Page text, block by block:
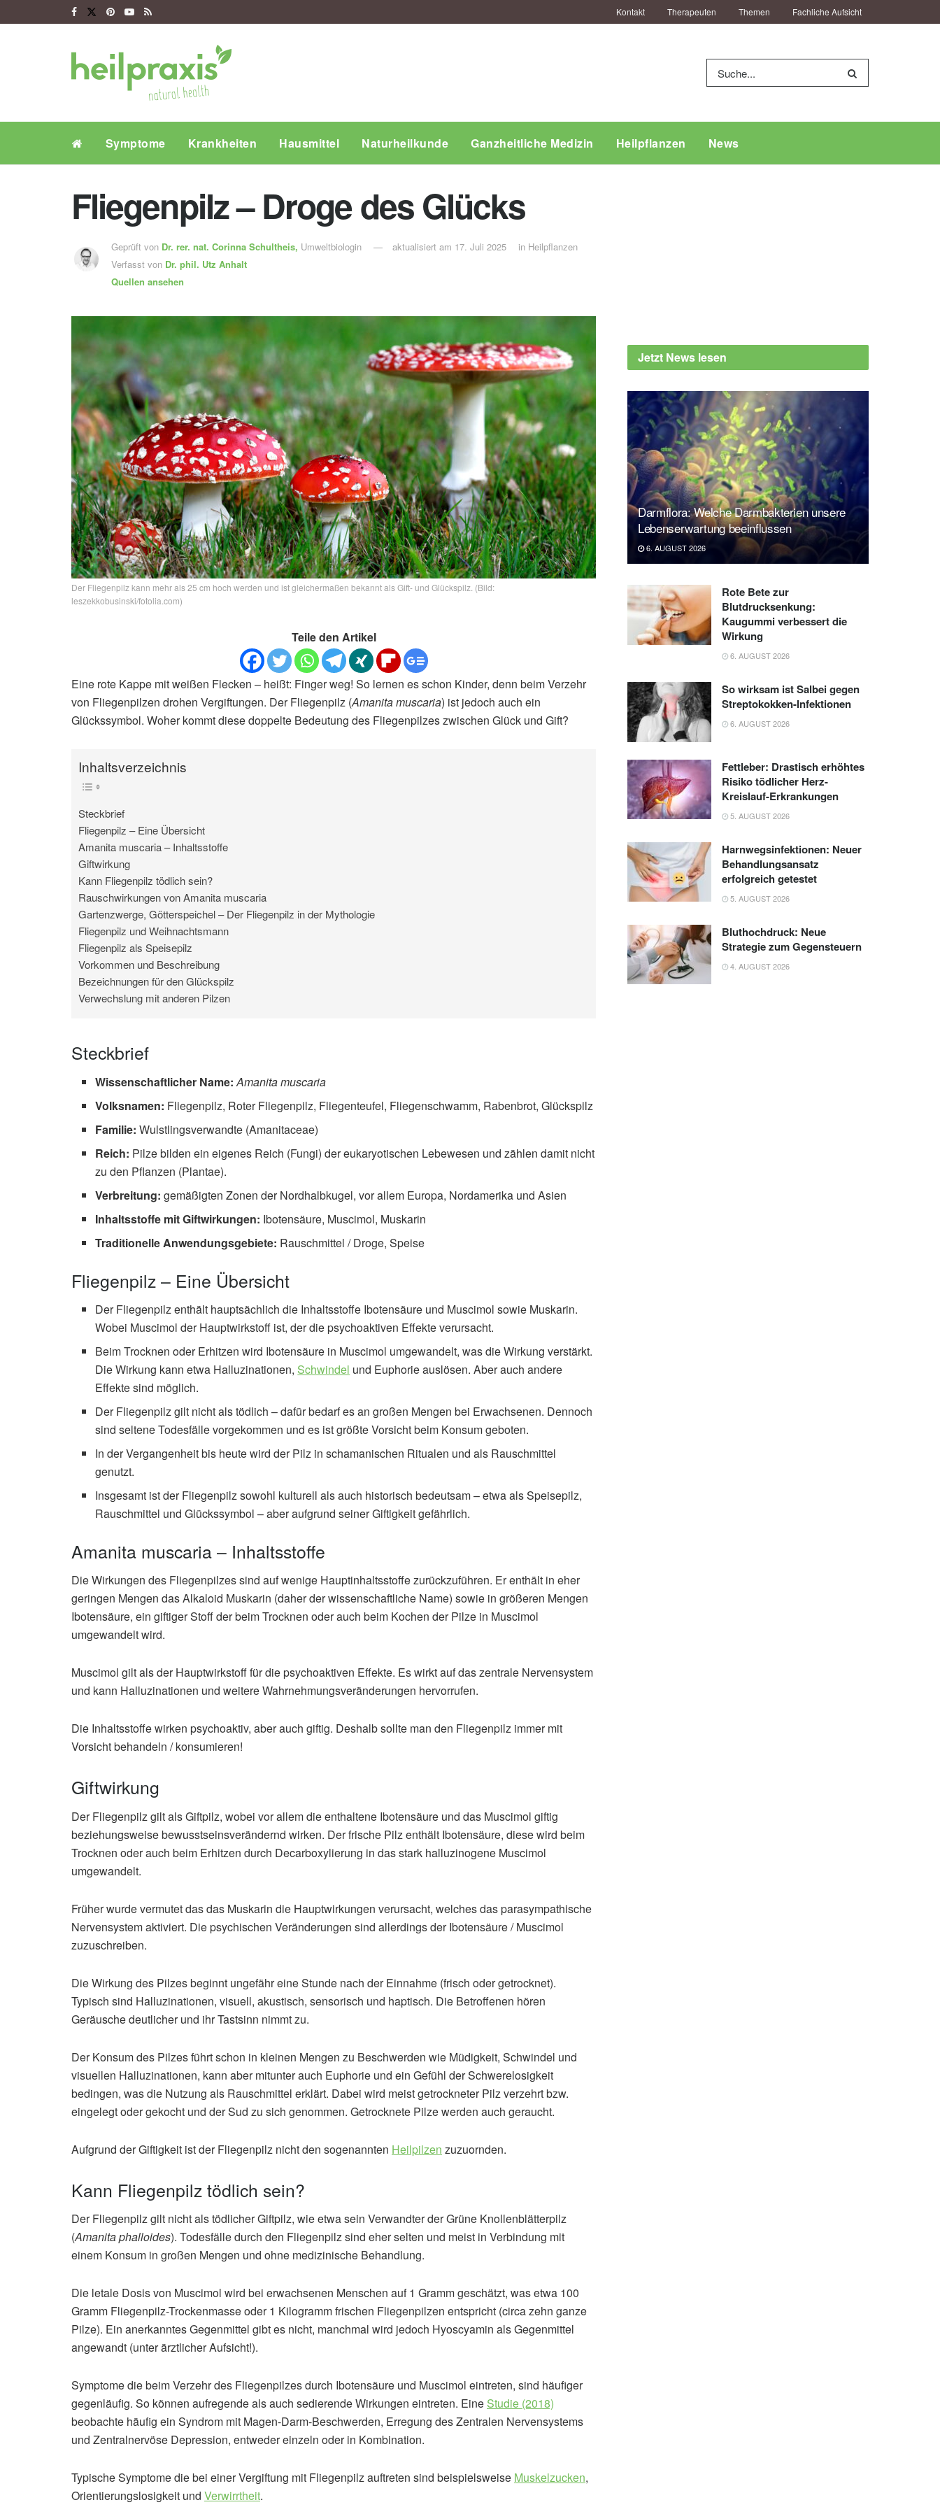
Kontakt Therapeuten Themen Fachliche Aufsicht
Symptome Krankheiten Hausmittel Naturheilkunde Ganzheitliche Medizin Heilpflanzen News
Fliegenpilz – Droge des Glücks
Geprüft von Dr. rer. nat. Corinna Schultheis, Umweltbiologin
Verfasst von Dr. phil. Utz Anhalt
Quellen ansehen
aktualisiert am 17. Juli 2025 in Heilpflanzen
Der Fliegenpilz kann mehr als 25 cm hoch werden und ist gleichermaßen bekannt als Gift- und Glückspilz. (Bild:
leszekkobusinski/fotolia.com)
Teile den Artikel
Eine rote Kappe mit weißen Flecken – heißt: Finger weg! So lernen es schon Kinder, denn beim Verzehr
von Fliegenpilzen drohen Vergiftungen. Der Fliegenpilz (Amanita muscaria) ist jedoch auch ein
Glückssymbol. Woher kommt diese doppelte Bedeutung des Fliegenpilzes zwischen Glück und Gift?
Inhaltsverzeichnis
Steckbrief
Fliegenpilz – Eine Übersicht
Amanita muscaria – Inhaltsstoffe
Giftwirkung
Kann Fliegenpilz tödlich sein?
Rauschwirkungen von Amanita muscaria
Gartenzwerge, Götterspeichel – Der Fliegenpilz in der Mythologie
Fliegenpilz und Weihnachtsmann
Fliegenpilz als Speisepilz
Vorkommen und Beschreibung
Bezeichnungen für den Glückspilz
Verwechslung mit anderen Pilzen
Steckbrief
Wissenschaftlicher Name: Amanita muscaria
Volksnamen: Fliegenpilz, Roter Fliegenpilz, Fliegenteufel, Fliegenschwamm, Rabenbrot, Glückspilz
Familie: Wulstlingsverwandte (Amanitaceae)
Reich: Pilze bilden ein eigenes Reich (Fungi) der eukaryotischen Lebewesen und zählen damit nicht
zu den Pflanzen (Plantae).
Verbreitung: gemäßigten Zonen der Nordhalbkugel, vor allem Europa, Nordamerika und Asien
Inhaltsstoffe mit Giftwirkungen: Ibotensäure, Muscimol, Muskarin
Traditionelle Anwendungsgebiete: Rauschmittel / Droge, Speise
Fliegenpilz – Eine Übersicht
Der Fliegenpilz enthält hauptsächlich die Inhaltsstoffe Ibotensäure und Muscimol sowie Muskarin.
Wobei Muscimol der Hauptwirkstoff ist, der die psychoaktiven Effekte verursacht.
Beim Trocknen oder Erhitzen wird Ibotensäure in Muscimol umgewandelt, was die Wirkung verstärkt.
Die Wirkung kann etwa Halluzinationen, Schwindel und Euphorie auslösen. Aber auch andere
Effekte sind möglich.
Der Fliegenpilz gilt nicht als tödlich – dafür bedarf es an großen Mengen bei Erwachsenen. Dennoch
sind seltene Todesfälle vorgekommen und es ist größte Vorsicht beim Konsum geboten.
In der Vergangenheit bis heute wird der Pilz in schamanischen Ritualen und als Rauschmittel
genutzt.
Insgesamt ist der Fliegenpilz sowohl kulturell als auch historisch bedeutsam – etwa als Speisepilz,
Rauschmittel und Glückssymbol – aber aufgrund seiner Giftigkeit gefährlich.
Amanita muscaria – Inhaltsstoffe
Die Wirkungen des Fliegenpilzes sind auf wenige Hauptinhaltsstoffe zurückzuführen. Er enthält in eher
geringen Mengen das Alkaloid Muskarin (daher der wissenschaftliche Name) sowie in größeren Mengen
Ibotensäure, ein giftiger Stoff der beim Trocknen oder auch beim Kochen der Pilze in Muscimol
umgewandelt wird.
Muscimol gilt als der Hauptwirkstoff für die psychoaktiven Effekte. Es wirkt auf das zentrale Nervensystem
und kann Halluzinationen und weitere Wahrnehmungsveränderungen hervorrufen.
Die Inhaltsstoffe wirken psychoaktiv, aber auch giftig. Deshalb sollte man den Fliegenpilz immer mit
Vorsicht behandeln / konsumieren!
Giftwirkung
Der Fliegenpilz gilt als Giftpilz, wobei vor allem die enthaltene Ibotensäure und das Muscimol giftig
beziehungsweise bewusstseinsverändernd wirken. Der frische Pilz enthält Ibotensäure, diese wird beim
Trocknen oder auch beim Erhitzen durch Decarboxylierung in das stark halluzinogene Muscimol
umgewandelt.
Früher wurde vermutet das das Muskarin die Hauptwirkungen verursacht, welches das parasympathische
Nervensystem aktiviert. Die psychischen Veränderungen sind allerdings der Ibotensäure / Muscimol
zuzuschreiben.
Die Wirkung des Pilzes beginnt ungefähr eine Stunde nach der Einnahme (frisch oder getrocknet).
Typisch sind Halluzinationen, visuell, akustisch, sensorisch und haptisch. Die Betroffenen hören
Geräusche deutlicher und ihr Tastsinn nimmt zu.
Der Konsum des Pilzes führt schon in kleinen Mengen zu Beschwerden wie Müdigkeit, Schwindel und
visuellen Halluzinationen, kann aber mitunter auch Euphorie und ein Gefühl der Schwerelosigkeit
bedingen, was die Nutzung als Rauschmittel erklärt. Dabei wird meist getrockneter Pilz verzehrt bzw.
eingelegt oder gekocht und der Sud zu sich genommen. Getrocknete Pilze werden auch geraucht.
Aufgrund der Giftigkeit ist der Fliegenpilz nicht den sogenannten Heilpilzen zuzuornden.
Kann Fliegenpilz tödlich sein?
Der Fliegenpilz gilt nicht als tödlicher Giftpilz, wie etwa sein Verwandter der Grüne Knollenblätterpilz
(Amanita phalloides). Todesfälle durch den Fliegenpilz sind eher selten und meist in Verbindung mit
einem Konsum in großen Mengen und ohne medizinische Behandlung.
Die letale Dosis von Muscimol wird bei erwachsenen Menschen auf 1 Gramm geschätzt, was etwa 100
Gramm Fliegenpilz-Trockenmasse oder 1 Kilogramm frischen Fliegenpilzen entspricht (circa zehn ganze
Pilze). Ein anerkanntes Gegenmittel gibt es nicht, manchmal wird jedoch Hyoscyamin als Gegenmittel
angewandt (unter ärztlicher Aufsicht!).
Symptome die beim Verzehr des Fliegenpilzes durch Ibotensäure und Muscimol eintreten, sind häufiger
gegenläufig. So können aufregende als auch sedierende Wirkungen eintreten. Eine Studie (2018)
beobachte häufig ein Syndrom mit Magen-Darm-Beschwerden, Erregung des Zentralen Nervensystems
und Zentralnervöse Depression, entweder einzeln oder in Kombination.
Typische Symptome die bei einer Vergiftung mit Fliegenpilz auftreten sind beispielsweise Muskelzucken,
Orientierungslosigkeit und Verwirrtheit.
Jetzt News lesen
Darmflora: Welche Darmbakterien unsere
Lebenserwartung beeinflussen
6. AUGUST 2026
Rote Bete zur
Blutdrucksenkung:
Kaugummi verbessert die
Wirkung
6. AUGUST 2026
So wirksam ist Salbei gegen
Streptokokken-Infektionen
6. AUGUST 2026
Fettleber: Drastisch erhöhtes
Risiko tödlicher Herz-
Kreislauf-Erkrankungen
5. AUGUST 2026
Harnwegsinfektionen: Neuer
Behandlungsansatz
erfolgreich getestet
5. AUGUST 2026
Bluthochdruck: Neue
Strategie zum Gegensteuern
4. AUGUST 2026